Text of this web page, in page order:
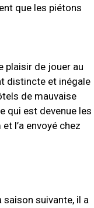
que les piétons
plaisir de jouer au
distincte et inégale
de mauvaise
qui est devenue les
l’a envoyé chez
saison suivante, il a